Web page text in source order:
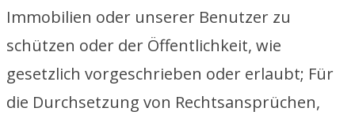
Immobilien oder unserer Benutzer zu
schützen oder der Öffentlichkeit, wie
gesetzlich vorgeschrieben oder erlaubt; Für
die Durchsetzung von Rechtsansprüchen,